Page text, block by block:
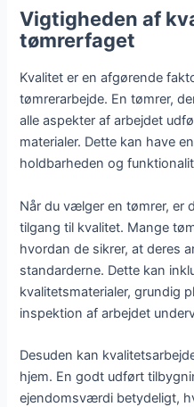
Vigtigheden af
tømrerfaget
Kvalitet er en afgørende
tømrerarbejde. En tømrer,
alle aspekter af arbejdet
materialer. Dette kan have
holdbarheden og
Når du vælger en tømrer, er
tilgang til kvalitet. Mange
hvordan de sikrer, at deres
standarderne. Dette kan
kvalitetsmaterialer, grundig
inspektion af arbejdet
Desuden kan
hjem. En godt udført
ejendomsværdi betydeligt,